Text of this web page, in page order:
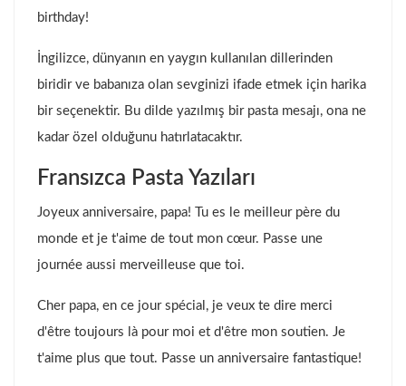
birthday!
İngilizce, dünyanın en yaygın kullanılan dillerinden
biridir ve babanıza olan sevginizi ifade etmek için harika
bir seçenektir. Bu dilde yazılmış bir pasta mesajı, ona ne
kadar özel olduğunu hatırlatacaktır.
Fransızca Pasta Yazıları
Joyeux anniversaire, papa! Tu es le meilleur père du
monde et je t'aime de tout mon cœur. Passe une
journée aussi merveilleuse que toi.
Cher papa, en ce jour spécial, je veux te dire merci
d'être toujours là pour moi et d'être mon soutien. Je
t'aime plus que tout. Passe un anniversaire fantastique!